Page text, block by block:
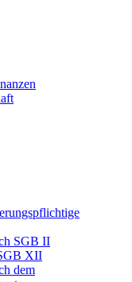
SGB II
XII
dem